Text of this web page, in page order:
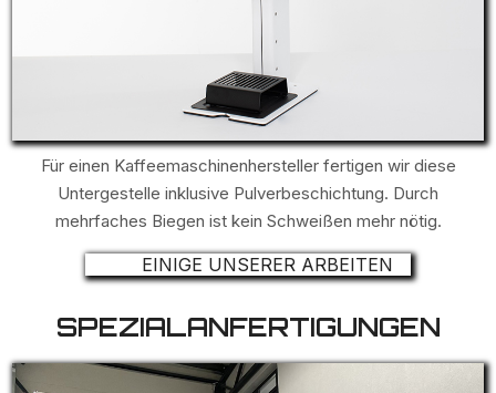
Für einen Kaffeemaschinenhersteller fertigen wir diese
Untergestelle inklusive Pulverbeschichtung. Durch
mehrfaches Biegen ist kein Schweißen mehr nötig.
EINIGE UNSERER ARBEITEN
SPEZIALANFERTIGUNGEN